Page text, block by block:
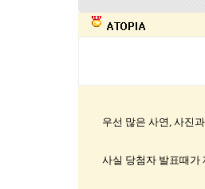
우선 많은 사연, 사진
사실 당첨자 발표때가